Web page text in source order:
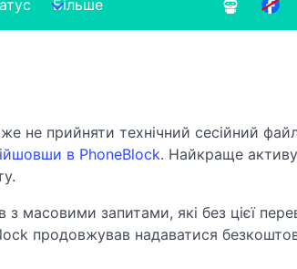
Більше
не прийняти технічний сесійний
в PhoneBlock. Найкраще
з масовими запитами, які без цієї
продовжував надаватися